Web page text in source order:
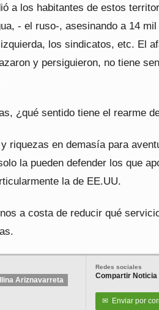
a los habitantes de estos
- el ruso-, asesinando a 14
los sindicatos, etc. El
y persiguieron, no tiene
¿qué sentido tiene el rearme
riquezas en demasía para
la pueden defender los que
la de EE.UU.
a costa de reducir qué
Redes sociales
Compartir Noticia
✉ Enviar por
Ariznavarreta